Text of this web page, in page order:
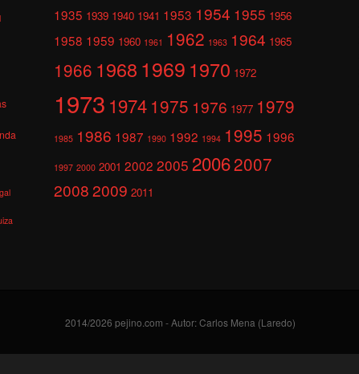
1935 1939 1940 1941 1953 1954 1955 1956
1958 1959 1960 1961 1962 1963 1964 1965
1966 1968 1969 1970 1972
1973 1974 1975 1976 1977 1979
1985 1986 1987 1990 1992 1994 1995 1996
1997 2000 2001 2002 2005 20062007
20082009 2011
2014/2026 pejino.com - Autor: Carlos Mena (Laredo)